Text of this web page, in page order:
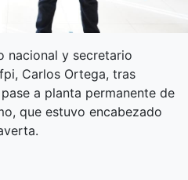
nacional y secretario
Carlos Ortega, tras
a planta permanente de
que estuvo encabezado